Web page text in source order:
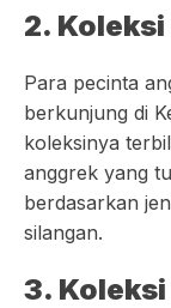
2.
Para pecinta
berkunjung di
koleksinya
anggrek yang
berdasarkan
silangan.
3.